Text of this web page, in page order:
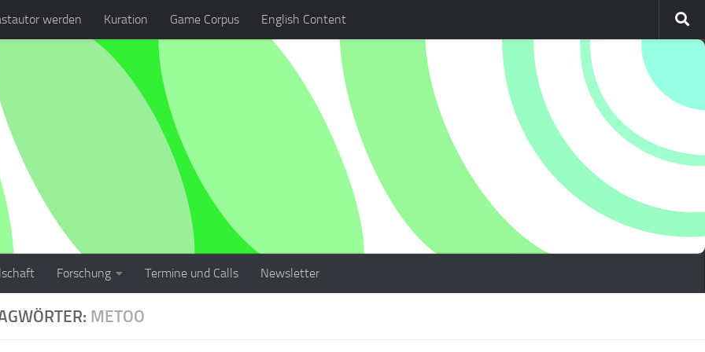
werden Kuration Game Corpus English Content
Forschung Termine und Calls Newsletter
METOO